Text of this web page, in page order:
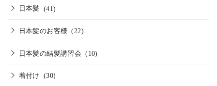
日本髪 (41)
日本髪のお客様 (22)
日本髪の結髪講習会 (10)
着付け (30)